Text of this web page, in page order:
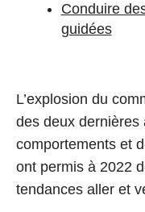
Conduire
guidées
L’explosion du
des deux dernières
comportements et
ont permis à 2022
tendances aller et